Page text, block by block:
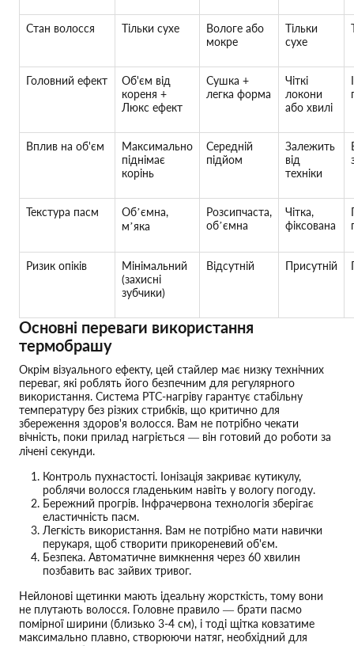
Стан волосся Тільки сухе
Вологе або
мокре
Тільки
сухе
Головний ефект
Об'єм від
кореня +
Люкс ефект
Сушка +
легка форма
Чіткі
локони
або хвилі
Вплив на об'єм
Максимально
піднімає
корінь
Середній
підйом
Залежить
від
техніки
Текстура пасм
Обʼємна,
мʼяка
Розсипчаста,
обʼємна
Чітка,
фіксована
Ризик опіків
Мінімальний
(захисні
зубчики)
Відсутній Присутній
Основні переваги використання
термобрашу
Окрім візуального ефекту, цей стайлер має низку технічних
переваг, які роблять його безпечним для регулярного
використання. Система PTC-нагріву гарантує стабільну
температуру без різких стрибків, що критично для
збереження здоров'я волосся. Вам не потрібно чекати
вічність, поки прилад нагріється — він готовий до роботи за
лічені секунди.
Контроль пухнастості. Іонізація закриває кутикулу,
роблячи волосся гладеньким навіть у вологу погоду.
Бережний прогрів. Інфрачервона технологія зберігає
еластичність пасм.
Легкість використання. Вам не потрібно мати навички
перукаря, щоб створити прикореневий об'єм.
Безпека. Автоматичне вимкнення через 60 хвилин
позбавить вас зайвих тривог.
Нейлонові щетинки мають ідеальну жорсткість, тому вони
не плутають волосся. Головне правило — брати пасмо
помірної ширини (близько 3-4 см), і тоді щітка ковзатиме
максимально плавно, створюючи натяг, необхідний для